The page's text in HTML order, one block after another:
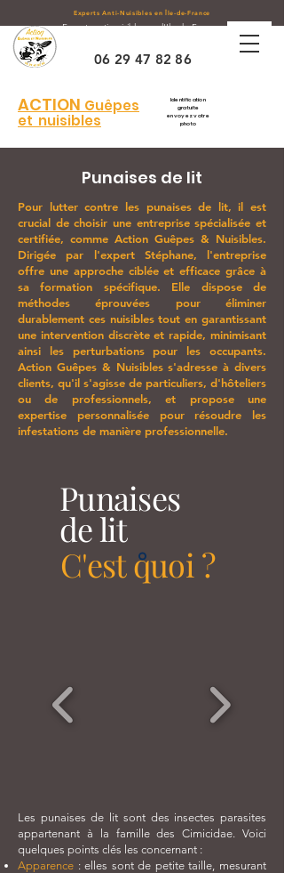
Experts Anti-Nuisibles en Île-de-France
ACTION Guêpes
et nuisibles
06 29 47 82 86
Experts anti-nuisibles sur l'Ile de France,
Identification
gratuite
envoyez votre
photo
Punaises de lit
Pour lutter contre les punaises de lit, il est
crucial de choisir une entreprise spécialisée et
certifiée, comme Action Guêpes & Nuisibles.
Dirigée par l'expert Stéphane, l'entreprise
offre une approche ciblée et efficace grâce à
sa formation spécifique. Elle dispose de
méthodes éprouvées pour éliminer
durablement ces nuisibles tout en garantissant
une intervention discrète et rapide, minimisant
ainsi les perturbations pour les occupants.
Action Guêpes & Nuisibles s'adresse à divers
clients, qu'il s'agisse de particuliers, d'hôteliers
ou de professionnels, et propose une
expertise personnalisée pour résoudre les
infestations de manière professionnelle.
Punaises
de lit
C'est quoi ?
Les punaises de lit sont des insectes parasites
appartenant à la famille des Cimicidae. Voici
quelques points clés les concernant :
Apparence : elles sont de petite taille, mesurant